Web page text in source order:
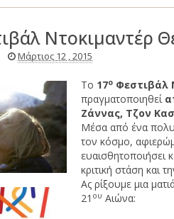
σας
αναζήτηση
Ντοκιμαντέρ
Μάρτιος 12 , 2015
Το 17ο Φεστιβάλ
πραγματοποιηθεί
Ζάννας, Τζον
Μέσα από ένα
τον κόσμο,
ευαισθητοποιήσει
κριτική στάση και
Ας ρίξουμε μια
21 ου Αιώνα: